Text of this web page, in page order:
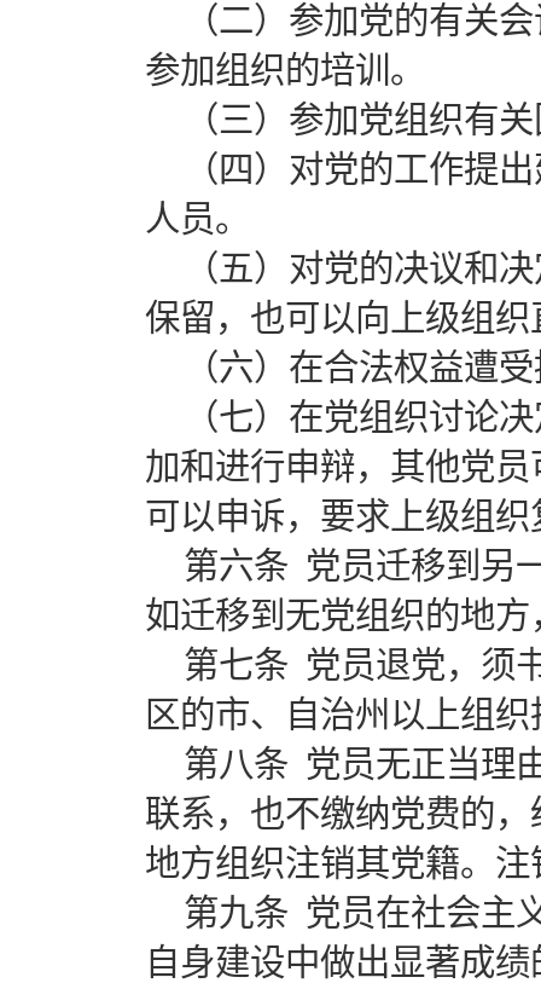
（二）参加党的有关
参加组织的培训。
（三）参加党组织有
（四）对党的工作提
人员。
（五）对党的决议和
保留，也可以向上级组
（六）在合法权益遭
（七）在党组织讨论
加和进行申辩，其他党
可以申诉，要求上级组
第六条 党员迁移到另
如迁移到无党组织的
第七条 党员退党，须
区的市、自治州以上组
第八条 党员无正当理
联系，也不缴纳党费的
地方组织注销其党籍。
第九条 党员在社会主
自身建设中做出显著成